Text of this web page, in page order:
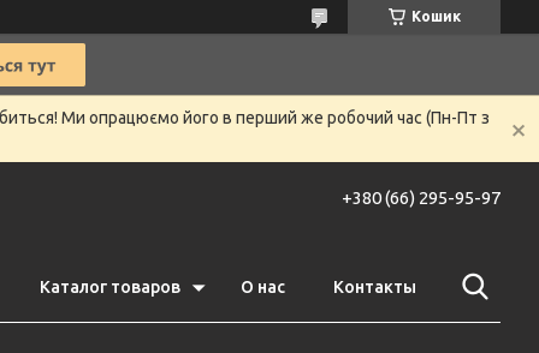
Кошик
Ми опрацюємо його в перший же робочий час (Пн-Пт з
+380 (66) 295-95-97
Каталог товаров О нас Контакты